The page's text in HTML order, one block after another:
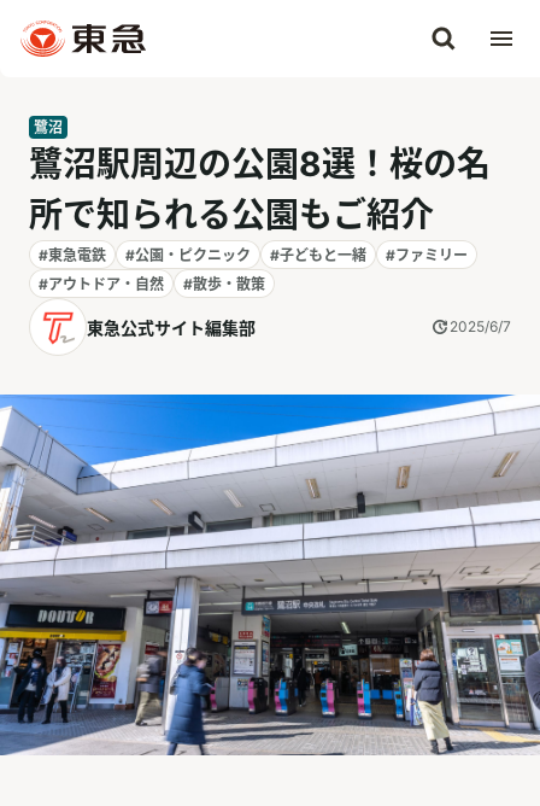
鷺沼
鷺沼駅周辺の公園8選！桜の名
所で知られる公園もご紹介
#東急電鉄 #公園・ピクニック #子どもと一緒
#ファミリー
#アウトドア・自然
#散歩・散策
東急公式サイト編集部 2025/6/7